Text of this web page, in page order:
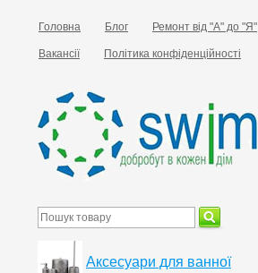
Головна Блог Ремонт від "А" до "Я"
Вакансії Політика конфіденційності
Аксесуари для ванної